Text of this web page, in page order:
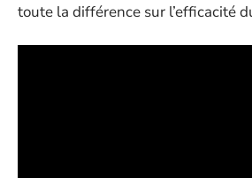
toute la différence sur l’efficacité